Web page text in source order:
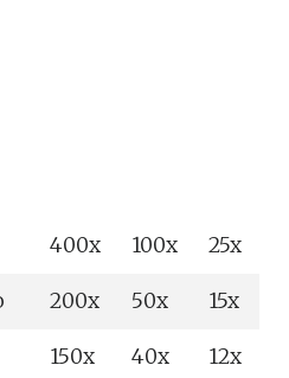
400x 100x 25x
200x 50x 15x
150x 40x 12x